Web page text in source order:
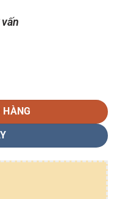
in Hp P2035 P2055
HÀNG